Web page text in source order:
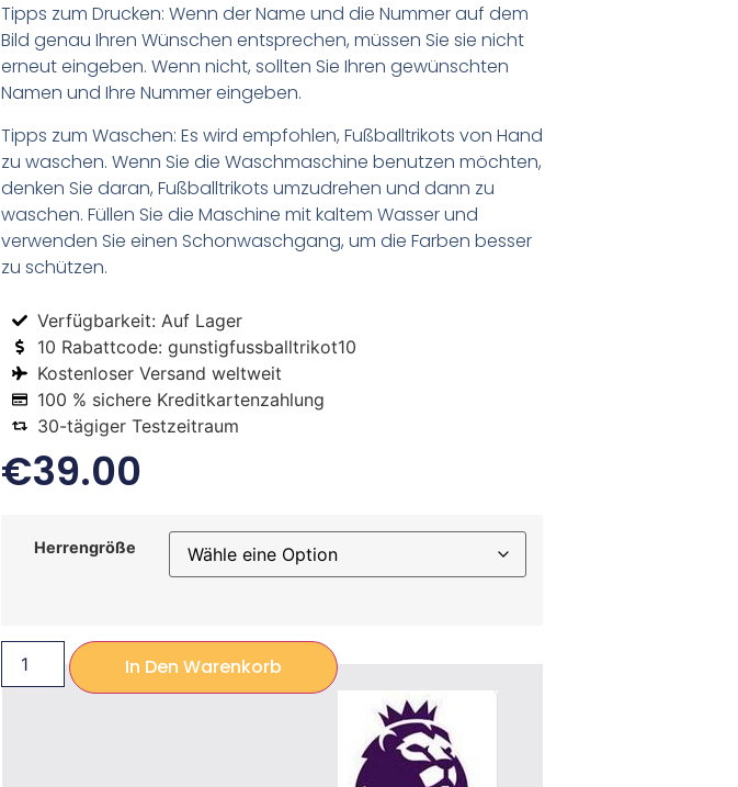
Tipps zum Drucken: Wenn der Name und die Nummer auf dem
Bild genau Ihren Wünschen entsprechen, müssen Sie sie nicht
erneut eingeben. Wenn nicht, sollten Sie Ihren gewünschten
Namen und Ihre Nummer eingeben.
Tipps zum Waschen: Es wird empfohlen, Fußballtrikots von Hand
zu waschen. Wenn Sie die Waschmaschine benutzen möchten,
denken Sie daran, Fußballtrikots umzudrehen und dann zu
waschen. Füllen Sie die Maschine mit kaltem Wasser und
verwenden Sie einen Schonwaschgang, um die Farben besser
zu schützen.
Verfügbarkeit: Auf Lager
10 Rabattcode: gunstigfussballtrikot10
Kostenloser Versand weltweit
100 % sichere Kreditkartenzahlung
30-tägiger Testzeitraum
€39.00
Herrengröße
In Den Warenkorb